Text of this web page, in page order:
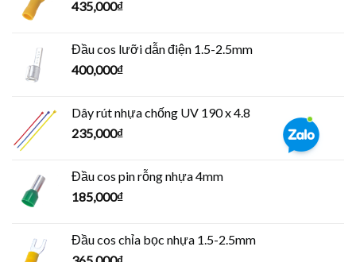
435,000₫
Đầu cos lưỡi dẫn điện 1.5-2.5mm
400,000₫
Dây rút nhựa chống UV 190 x 4.8
235,000₫
Đầu cos pin rỗng nhựa 4mm
185,000₫
Đầu cos chỉa bọc nhựa 1.5-2.5mm